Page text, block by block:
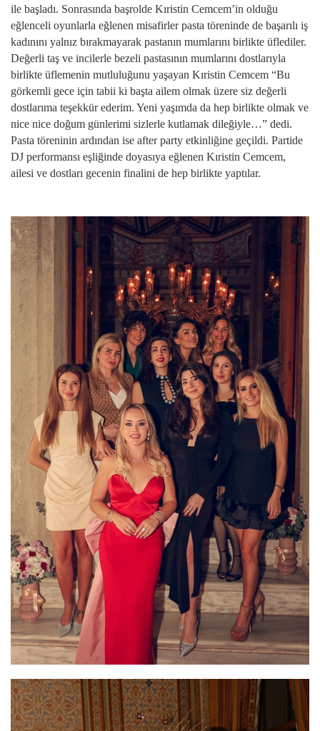
ile başladı. Sonrasında başrolde Kıristin Cemcem’in olduğu
eğlenceli oyunlarla eğlenen misafirler pasta töreninde de başarılı iş
kadınını yalnız bırakmayarak pastanın mumlarını birlikte üflediler.
Değerli taş ve incilerle bezeli pastasının mumlarını dostlarıyla
birlikte üflemenin mutluluğunu yaşayan Kıristin Cemcem “Bu
görkemli gece için tabii ki başta ailem olmak üzere siz değerli
dostlarıma teşekkür ederim. Yeni yaşımda da hep birlikte olmak ve
nice nice doğum günlerimi sizlerle kutlamak dileğiyle…” dedi.
Pasta töreninin ardından ise after party etkinliğine geçildi. Partide
DJ performansı eşliğinde doyasıya eğlenen Kıristin Cemcem,
ailesi ve dostları gecenin finalini de hep birlikte yaptılar.